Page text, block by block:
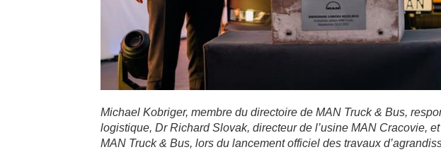
Michael Kobriger, membre du directoire de MAN Truck & Bus,
logistique, Dr Richard Slovak, directeur de l’usine MAN Cracovie,
MAN Truck & Bus, lors du lancement officiel des travaux